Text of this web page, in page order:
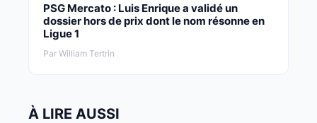
PSG Mercato : Luis Enrique a validé un
dossier hors de prix dont le nom résonne en
Ligue 1
Par William Tertrin
À LIRE AUSSI